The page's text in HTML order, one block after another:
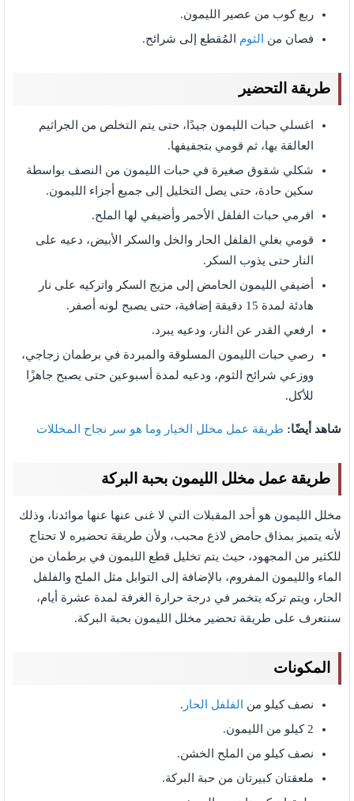
ربع كوب من عصير الليمون.
فصان من
الثوم المُقطع إلى شرائح.
طريقة التحضير
اغسلي حبات الليمون جيدًا، حتى يتم التخلص من الجراثيم
العالقة بها، ثم قومي بتجفيفها.
شكلي شقوق صغيرة في حبات الليمون من النصف بواسطة
سكين حادة، حتى يصل التخليل إلى جميع أجزاء الليمون.
افرمي حبات الفلفل الأحمر وأضيفي لها الملح.
قومي بغلي الفلفل الحار والخل والسكر الأبيض، دعيه على
النار حتى يذوب السكر.
أضيفي الليمون الحامض إلى مزيج السكر واتركيه على نار
هادئة لمدة 15 دقيقة إضافية، حتى يصبح لونه أصفر.
ارفعي القدر عن النار، ودعيه يبرد.
رصي حبات الليمون المسلوقة والمبردة في برطمان زجاجي،
ووزعي شرائح الثوم، ودعيه لمدة أسبوعين حتى يصبح جاهزًا
للأكل.
شاهد أيضًا: طريقة عمل مخلل الخيار وما هو سر نجاح المخللات
طريقة عمل مخلل الليمون بحبة البركة
مخلل الليمون هو أحد المقبلات التي لا غنى عنها عنها موائدنا، وذلك
لأنه يتميز بمذاق حامض لاذع محبب، ولأن طريقة تحضيره لا تحتاج
للكثير من المجهود، حيث يتم تخليل قطع الليمون في برطمان من
الماء والليمون المفروم، بالإضافة إلى التوابل مثل الملح والفلفل
الحار، ويتم تركه يتخمر في درجة حرارة الغرفة لمدة عشرة أيام،
سنتعرف على طريقة تحضير مخلل الليمون بحبة البركة.
المكونات
نصف كيلو من الفلفل الحار .
2 كيلو من الليمون.
نصف كيلو من الملح الخشن.
ملعقتان كبيرتان من حبة البركة.